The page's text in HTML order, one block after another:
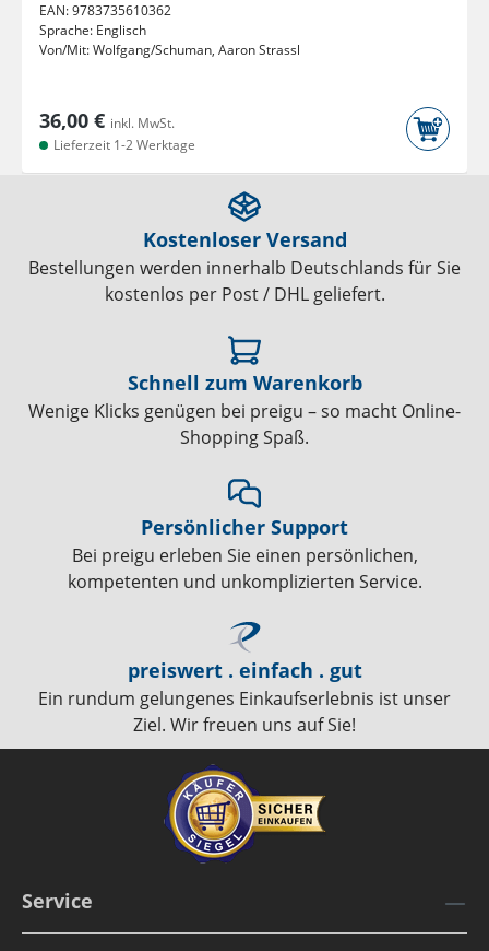
EAN:9783735610362
Sprache: Englisch
Von/Mit:Wolfgang/Schuman, Aaron Strassl
36,00 € inkl. MwSt.
Lieferzeit 1-2 Werktage
Kostenloser Versand
Bestellungen werden innerhalb Deutschlands für Sie
kostenlos per Post / DHL geliefert.
Schnell zum Warenkorb
Wenige Klicks genügen bei preigu – so macht Online-
Shopping Spaß.
Persönlicher Support
Bei preigu erleben Sie einen persönlichen,
kompetenten und unkomplizierten Service.
preiswert . einfach . gut
Ein rundum gelungenes Einkaufserlebnis ist unser
Ziel. Wir freuen uns auf Sie!
Service